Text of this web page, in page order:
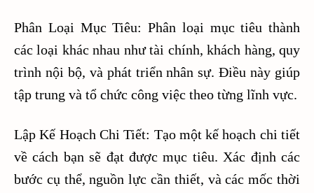
Phân Loại Mục Tiêu: Phân loại mục tiêu thành
các loại khác nhau như tài chính, khách hàng, quy
trình nội bộ, và phát triển nhân sự. Điều này giúp
tập trung và tổ chức công việc theo từng lĩnh vực.
Lập Kế Hoạch Chi Tiết: Tạo một kế hoạch chi tiết
về cách bạn sẽ đạt được mục tiêu. Xác định các
bước cụ thể, nguồn lực cần thiết, và các mốc thời